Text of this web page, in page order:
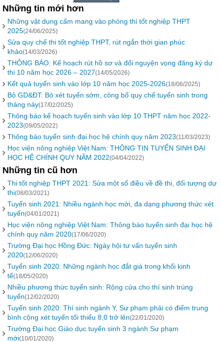
Những tin mới hơn
Những vật dụng cấm mang vào phòng thi tốt nghiệp THPT
2025(24/06/2025)
Sửa quy chế thi tốt nghiệp THPT, rút ngắn thời gian phúc
khảo(14/03/2026)
THÔNG BÁO: Kế hoạch rút hồ sơ và đổi nguyện vọng đăng ký dự
thi 10 năm học 2026 – 2027(14/05/2026)
Kết quả tuyển sinh vào lớp 10 năm học 2025-2026(18/06/2025)
Bộ GD&ĐT: Bỏ xét tuyển sớm, công bố quy chế tuyển sinh trong
tháng này(17/02/2025)
Thông báo kế hoạch tuyển sinh vào lớp 10 THPT năm học 2022-
2023(09/05/2022)
Thông báo tuyển sinh đại học hệ chính quy năm 2023(11/03/2023)
Học viện nông nghiệp Việt Nam: THÔNG TIN TUYỂN SINH ĐẠI
HỌC HỆ CHÍNH QUY NĂM 2022(04/04/2022)
Những tin cũ hơn
Thi tốt nghiệp THPT 2021: Sửa một số điều về đề thi, đối tượng dự
thi(08/03/2021)
Tuyển sinh 2021: Nhiều ngành học mới, đa dạng phương thức xét
tuyển(04/01/2021)
Học viện nông nghiệp Việt Nam: Thông báo tuyển sinh đại học hệ
chính quy năm 2020(17/06/2020)
Trường Đại học Hồng Đức: Ngày hội tư vấn tuyển sinh
2020(12/06/2020)
Tuyển sinh 2020: Những ngành học đắt giá trong khối kinh
tế(18/05/2020)
Nhiều phương thức tuyển sinh: Rộng cửa cho thí sinh trúng
tuyển(12/02/2020)
Tuyển sinh 2020: Thí sinh ngành Y, Sư phạm phải có điểm trung
bình cộng xét tuyển tối thiểu 8,0 trở lên(22/01/2020)
Trường Đại học Giáo dục tuyển sinh 3 ngành Sư phạm
mới(10/01/2020)